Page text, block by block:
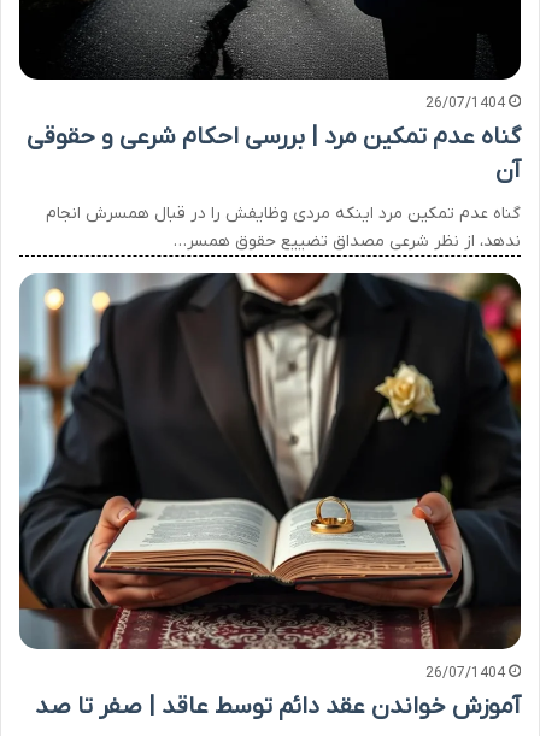
26/07/1404
گناه عدم تمکین مرد | بررسی احکام شرعی و حقوقی
آن
گناه عدم تمکین مرد اینکه مردی وظایفش را در قبال همسرش انجام
ندهد، از نظر شرعی مصداق تضییع حقوق همسر…
26/07/1404
آموزش خواندن عقد دائم توسط عاقد | صفر تا صد